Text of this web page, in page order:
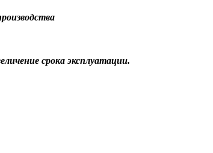
срока эксплуатации.